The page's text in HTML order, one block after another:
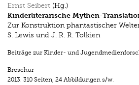
Ernst Seibert (Hg.)
Kinderliterarische Mythen-
Zur Konstruktion phantastischer
S. Lewis und J. R. R. Tolkien
Beiträge zur Kinder- und
Broschur
2013. 310 Seiten, 24 Abbildungen s/w.